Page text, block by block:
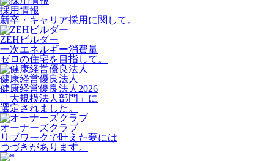
採用情報
新卒・キャリア採用に関して。
ZEHビルダー
一次エネルギー消費量
ゼロの住宅を目指して。
健康経営優良法人
健康経営優良法人2026
「大規模法人部門」に
選定されました。
オーナーズクラブ
リブワークで叶えた夢には
つづきがあります。